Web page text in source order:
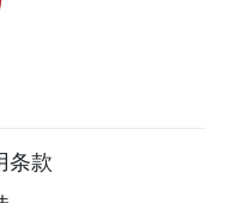
条款